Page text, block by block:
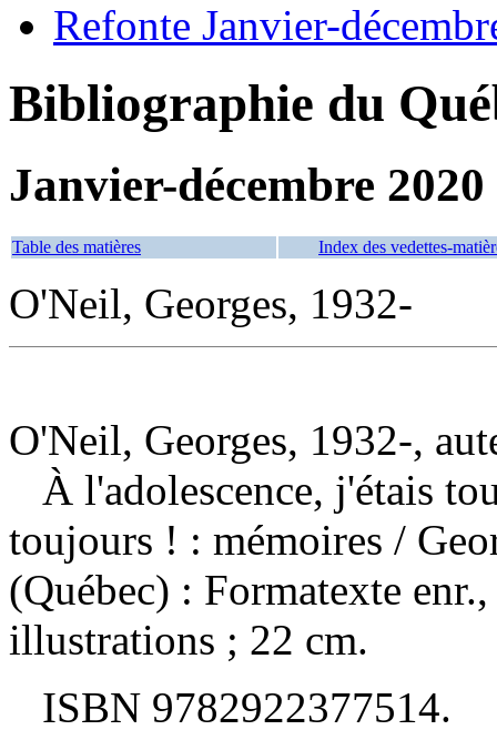
Refonte Janvier-
Bibliographie du
Janvier-décembre 2020
Table des matières Index des vedettes-
O'Neil, Georges, 1932-
O'Neil, Georges, 1932-,
À l'adolescence, j'étais
toujours ! : mémoires /
(Québec) : Formatexte
illustrations ; 22 cm.
ISBN 9782922377514.